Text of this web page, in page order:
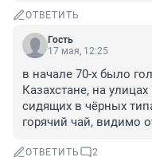
ОТВЕТИТЬ
Гость
17 мая, 12:25
в начале 70-х было
Казахстане, на
сидящих в чёрных
горячий чай, видимо
ОТВЕТИТЬ 2